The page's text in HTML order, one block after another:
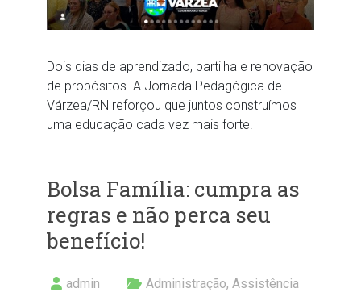
Dois dias de aprendizado, partilha e renovação
de propósitos. A Jornada Pedagógica de
Várzea/RN reforçou que juntos construímos
uma educação cada vez mais forte.
Bolsa Família: cumpra as
regras e não perca seu
benefício!
admin Administração, Assistência